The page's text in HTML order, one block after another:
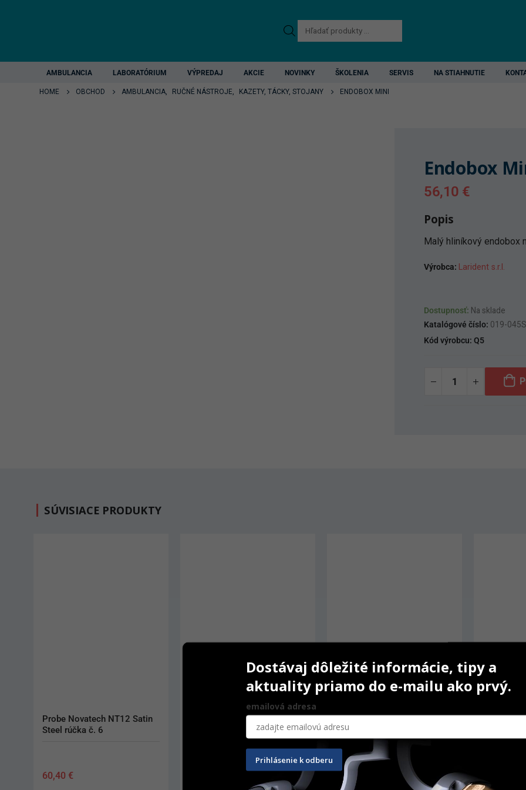
Products
search
AMBULANCIA LABORATÓRIUM VÝPREDAJ AKCIE NOVINKY ŠKOLENIA SERVIS NA STIAHNUTIE
HOME OBCHOD AMBULANCIA, RUČNÉ NÁSTROJE, KAZETY, TÁCKY, STOJANY ENDOBOX MINI
Endobox
56,10 €
Popis
Malý hliníkový endobox
Výrobca: Larident s.r.l.
Dostupnosť: Na sklade
Katalógové číslo: 019-045S
Kód výrobcu: Q5
SÚVISIACE PRODUKTY
Explorer č. 8 Silver
15,00 €
Tunneling Knife Mini Me
rúčka Satin Steel č. 6
Dental Contrastor
15 ks
11,40
Explorer č.
Dostávaj dôležité informácie, tipy a
aktuality priamo do e-mailu ako prvý.
emailová adresa
Prihlásenie k odberu